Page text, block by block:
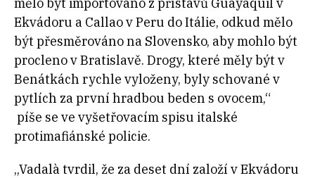
Ekvádoru a Callao v Peru do Itálie, odkud mělo
být přesměrováno na Slovensko, aby mohlo být
procleno v Bratislavě. Drogy, které měly být v
Benátkách rychle vyloženy, byly schované v
pytlích za první hradbou beden s ovocem,“
píše se ve vyšetřovacím spisu italské
protimafiánské policie.
„Vadalà tvrdil, že za deset dní založí v Ekvádoru